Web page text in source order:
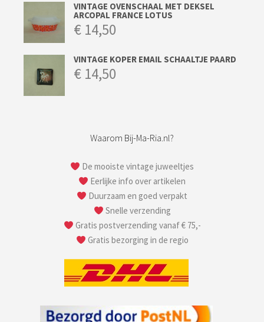
VINTAGE OVENSCHAAL MET DEKSEL
ARCOPAL FRANCE LOTUS
€ 14,50
VINTAGE KOPER EMAIL SCHAALTJE PAARD
€ 14,50
Waarom Bij-Ma-Ria.nl?
De mooiste vintage juweeltjes
Eerlijke info over artikelen
Duurzaam en goed verpakt
Snelle verzending
Gratis postverzending vanaf € 75,-
Gratis bezorging in de regio